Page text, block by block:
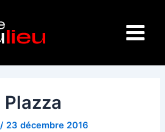
Menu
/ 23 décembre 2016